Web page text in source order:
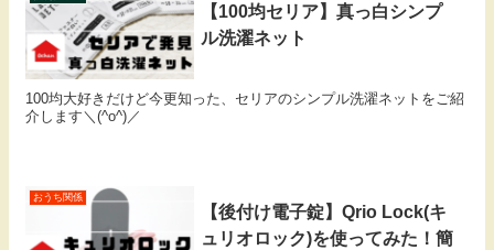
【100均セリア】真っ白シンプ
ル洗濯ネット
100均大好きだけど今更知った、セリアのシンプル洗濯ネットをご紹
介します＼(^o^)／
おうち関係
【後付け電子錠】Qrio Lock(キ
ュリオロック)を使ってみた！簡